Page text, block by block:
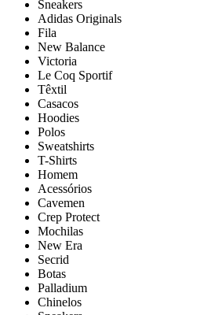
Sneakers
Adidas Originals
Fila
New Balance
Victoria
Le Coq Sportif
Têxtil
Casacos
Hoodies
Polos
Sweatshirts
T-Shirts
Homem
Acessórios
Cavemen
Crep Protect
Mochilas
New Era
Secrid
Botas
Palladium
Chinelos